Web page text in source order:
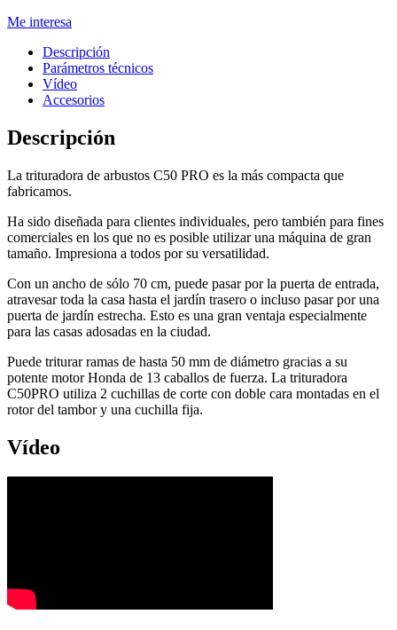
Me interesa
Descripción
Parámetros técnicos
Vídeo
Accesorios
Descripción
La trituradora de arbustos C50 PRO es la más compacta que
fabricamos.
Ha sido diseñada para clientes individuales, pero también para fines
comerciales en los que no es posible utilizar una máquina de gran
tamaño. Impresiona a todos por su versatilidad.
Con un ancho de sólo 70 cm, puede pasar por la puerta de entrada,
atravesar toda la casa hasta el jardín trasero o incluso pasar por una
puerta de jardín estrecha. Esto es una gran ventaja especialmente
para las casas adosadas en la ciudad.
Puede triturar ramas de hasta 50 mm de diámetro gracias a su
potente motor Honda de 13 caballos de fuerza. La trituradora
C50PRO utiliza 2 cuchillas de corte con doble cara montadas en el
rotor del tambor y una cuchilla fija.
Vídeo